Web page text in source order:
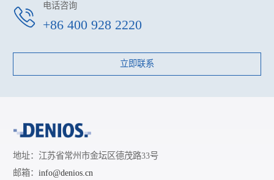
电话咨询
+86 400 928 2220
立即联系
地址：江苏省常州市金坛区德茂路33号
邮箱： info@denios.cn